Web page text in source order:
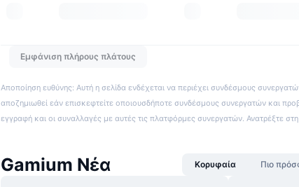
Εμφάνιση πλήρους πλάτους
Αποποίηση ευθύνης: Αυτή η σελίδα ενδέχεται να περιέχει συνδέσμους
αποζημιωθεί εάν επισκεφτείτε οποιουσδήποτε συνδέσμους συνεργατών και
εγγραφή και οι συναλλαγές με αυτές τις πλατφόρμες συνεργατών. Ανατρέξτε στη
Gamium Νέα Κορυφαία Πιο